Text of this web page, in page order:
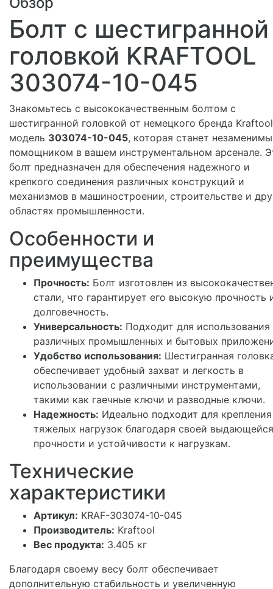
Болт с шестигранной
головкой KRAFTOOL
303074-10-045
Знакомьтесь с высококачественным болтом с
шестигранной головкой от немецкого бренда
модель 303074-10-045, которая станет
помощником в вашем инструментальном арсенале.
болт предназначен для обеспечения надежного и
крепкого соединения различных конструкций и
механизмов в машиностроении, строительстве и
областях промышленности.
Особенности и
преимущества
Прочность: Болт изготовлен из
стали, что гарантирует его высокую прочность
долговечность.
Универсальность: Подходит для использования
различных промышленных и бытовых
Удобство использования: Шестигранная
обеспечивает удобный захват и легкость в
использовании с различными инструментами,
такими как гаечные ключи и разводные ключи.
Надежность: Идеально подходит для крепления
тяжелых нагрузок благодаря своей выдающейся
прочности и устойчивости к нагрузкам.
Технические
характеристики
Артикул: KRAF-303074-10-045
Производитель: Kraftool
Вес продукта: 3.405 кг
Благодаря своему весу болт обеспечивает
дополнительную стабильность и увеличенную